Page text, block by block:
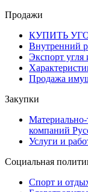
Продажи
КУПИТЬ
Внутренний
Экспорт угля
Продажа
Закупки
компаний
Услуги и
Социальная
Спорт и